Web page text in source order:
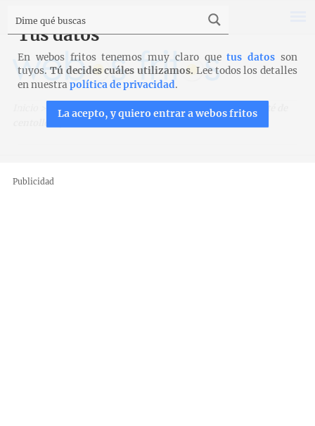
Recetas Entrantes y aperitivos
Charlotas de paté de
centollo… ¡sin centollo!
Publicidad
Tus datos
En webos fritos tenemos muy claro quetus datos son
tuyos. Tú decides cuáles utilizamos. Lee todos los detalles
en nuestrapolítica de privacidad.
La acepto, y quiero entrar a webos fritos